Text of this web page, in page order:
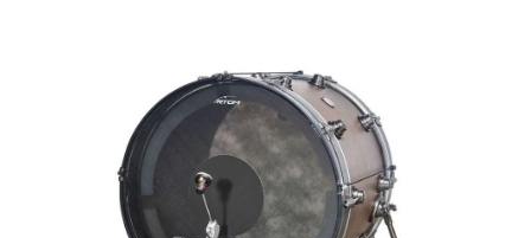
hvězdiček.